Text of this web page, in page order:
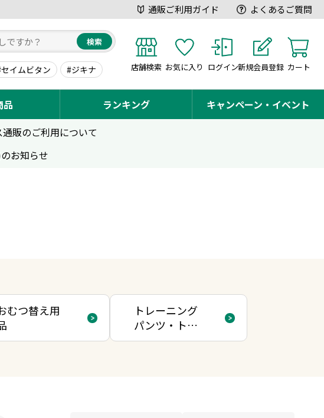
通販ご利用ガイド よくあるご質問
検索
イムビタン #ジキナ 店舗検索 お気に入り ログイン新規会員登録 カート
品 ランキング
キャンペーン・イベント
販のご利用について
お知らせ
むつ替え用
トレーニング
パンツ・トイ
レトレーニン